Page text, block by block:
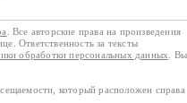
. Все авторские права на произведения
Ответственность за тексты
обработки персональных данных
. Вы
который расположен справа